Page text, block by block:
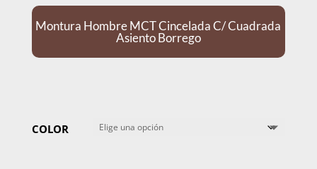
Montura Hombre MCT Cincelada C/ Cuadrada
Asiento Borrego
COLOR